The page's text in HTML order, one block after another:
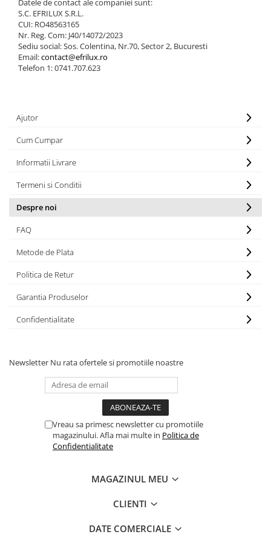
Datele de contact ale companiei sunt:
S.C. EFRILUX S.R.L.
CUI: RO48563165
Nr. Reg. Com: J40/14072/2023
Sediu social: Sos. Colentina, Nr.70, Sector 2, Bucuresti
Email:contact@efrilux.ro
Telefon 1: 0741.707.623
Ajutor
Cum Cumpar
Informatii Livrare
Termeni si Conditii
Despre noi
FAQ
Metode de Plata
Politica de Retur
Garantia Produselor
Confidentialitate
Newsletter Nu rata ofertele si promotiile noastre
Vreau sa primesc newsletter cu promotiile
magazinului. Afla mai multe in Politica de
Confidentialitate
MAGAZINUL MEU
CLIENTI
DATE COMERCIALE